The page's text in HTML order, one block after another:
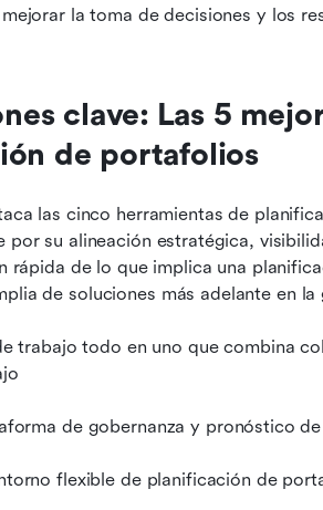
la toma de decisiones y los
clave: Las 5
de portafolios
las cinco herramientas de
por su alineación estratégica,
rápida de lo que implica una
de soluciones más adelante en la
trabajo todo en uno que combina
de gobernanza y pronóstico
flexible de planificación de